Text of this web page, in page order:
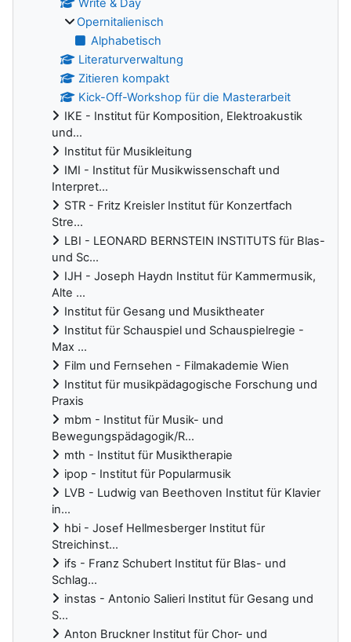
Write & Day
Opernitalienisch
Alphabetisch
Literaturverwaltung
Zitieren kompakt
Kick-Off-Workshop für die Masterarbeit
IKE - Institut für Komposition, Elektroakustik
und...
Institut für Musikleitung
IMI - Institut für Musikwissenschaft und
Interpret...
STR - Fritz Kreisler Institut für Konzertfach
Stre...
LBI - LEONARD BERNSTEIN INSTITUTS für Blas-
und Sc...
IJH - Joseph Haydn Institut für Kammermusik,
Alte ...
Institut für Gesang und Musiktheater
Institut für Schauspiel und Schauspielregie -
Max ...
Film und Fernsehen - Filmakademie Wien
Institut für musikpädagogische Forschung und
Praxis
mbm - Institut für Musik- und
Bewegungspädagogik/R...
mth - Institut für Musiktherapie
ipop - Institut für Popularmusik
LVB - Ludwig van Beethoven Institut für Klavier
in...
hbi - Josef Hellmesberger Institut für
Streichinst...
ifs - Franz Schubert Institut für Blas- und
Schlag...
instas - Antonio Salieri Institut für Gesang und
S...
Anton Bruckner Institut für Chor- und